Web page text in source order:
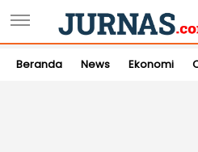
Beranda News Ekonomi